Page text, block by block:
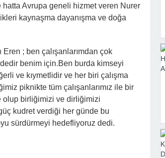
hatta Avrupa geneli hizmet veren Nurer
kaynaşma dayanışma ve doğa
; ben çalışanlarımdan çok
benim için.Ben burda kimseyi
ve kıymetlidir ve her biri çalışma
piknikte tüm çalışanlarımız ile bir
olup birliğimizi ve dirliğimizi
kudret verdiği her günde bu
sürdürmeyi hedefliyoruz dedi.